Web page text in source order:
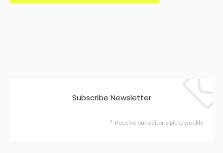
Subscribe Newsletter
Receive our editor's picks weekly